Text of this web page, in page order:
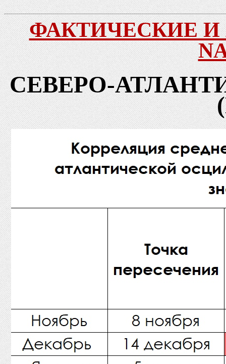
ФАКТИЧЕСКИЕ
СЕВЕРО-